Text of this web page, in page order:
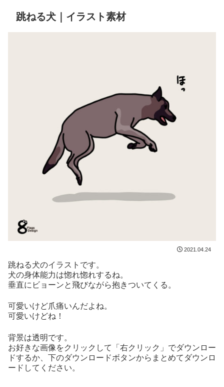
跳ねる犬｜イラスト素材
2021.04.24
跳ねる犬のイラストです。
犬の身体能力は惚れ惚れするね。
垂直にビョーンと飛びながら抱きついてくる。
可愛いけど爪痛いんだよね。
可愛いけどね！
背景は透明です。
お好きな画像をクリックして「右クリック」でダウンロー
ドするか、下のダウンロードボタンからまとめてダウンロ
ードしてください。